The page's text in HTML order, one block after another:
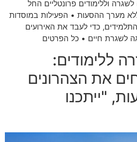
וללימודים פרונטליים החל
ללא מערך ההסעות • הפעילות במוסדות
כדי לעבד את האירועים
לשגרת חיים • כל הפרטים
ללימודים:
את הצהרונים
"ייתכנו